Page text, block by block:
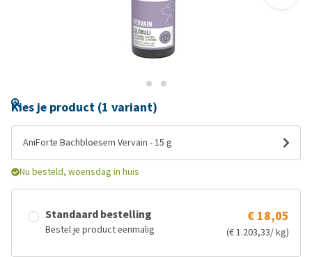
Kies je product (1 variant)
AniForte Bachbloesem Vervain - 15 g
Nu besteld, woensdag in huis
Standaard bestelling
Bestel je product eenmalig
€ 18,05
(€ 1.203,33/ kg)